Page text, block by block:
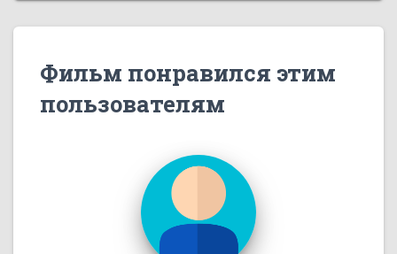
Фильм понравился этим
пользователям